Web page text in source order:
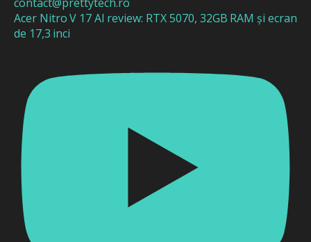
Acer Nitro V 17 AI review: RTX 5070, 32GB RAM și ecran
de 17,3 inci